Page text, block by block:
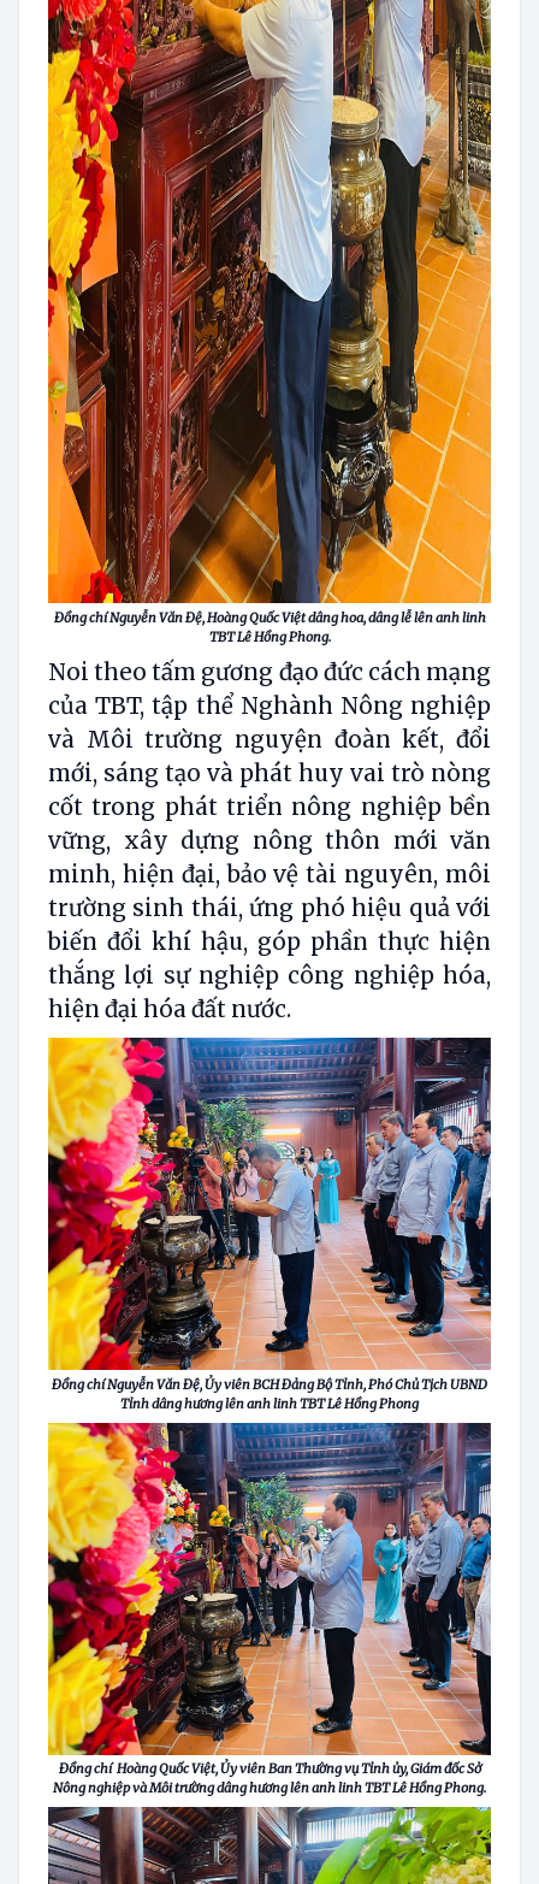
Đồng chí Nguyễn Văn Đệ, Hoàng Quốc Việt dâng hoa, dâng lễ lên anh linh
TBT Lê Hồng Phong.
Noi theo tấm gương đạo đức cách mạng
của TBT, tập thể Nghành Nông nghiệp
và Môi trường nguyện đoàn kết, đổi
mới, sáng tạo và phát huy vai trò nòng
cốt trong phát triển nông nghiệp bền
vững, xây dựng nông thôn mới văn
minh, hiện đại, bảo vệ tài nguyên, môi
trường sinh thái, ứng phó hiệu quả với
biến đổi khí hậu, góp phần thực hiện
thắng lợi sự nghiệp công nghiệp hóa,
hiện đại hóa đất nước.
Đồng chí Nguyễn Văn Đệ, Ủy viên BCH Đảng Bộ Tỉnh, Phó Chủ Tịch UBND
Tỉnh dâng hương lên anh linh TBT Lê Hồng Phong
Đồng chí Hoàng Quốc Việt, Ủy viên Ban Thường vụ Tỉnh ủy, Giám đốc Sở
Nông nghiệp và Môi trường dâng hương lên anh linh TBT Lê Hồng Phong.